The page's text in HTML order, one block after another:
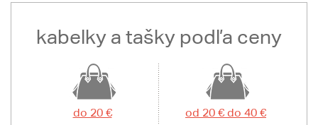
kabelky a tašky podľa ceny
do 20 € od 20 € do 40 €